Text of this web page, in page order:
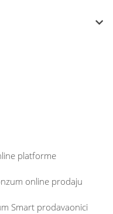
platforme
online prodaju
Smart prodavaonici